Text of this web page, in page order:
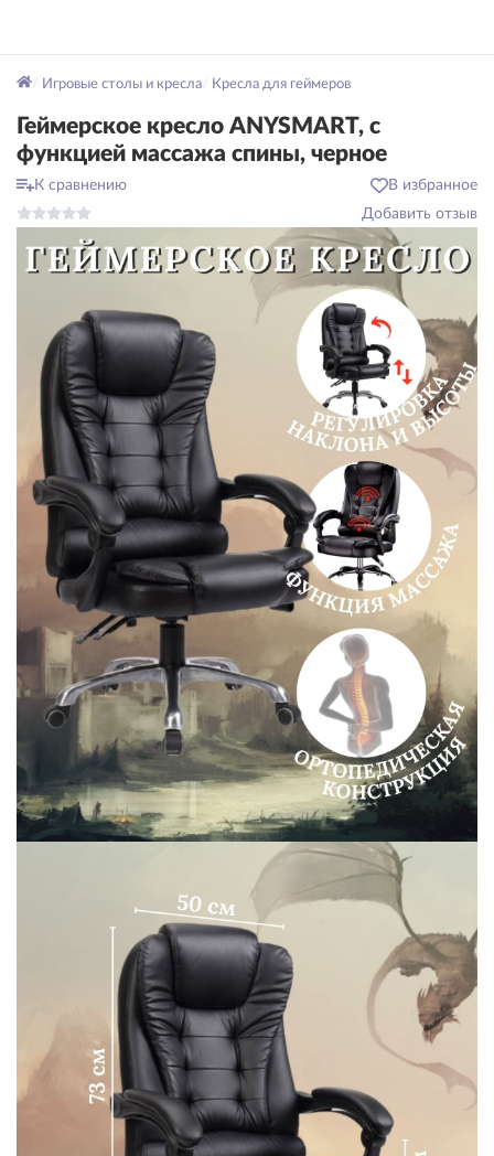
Игровые столы и кресла Кресла для геймеров
Геймерское кресло ANYSMART, с
функцией массажа спины, черное
К сравнению
В избранное
Добавить отзыв